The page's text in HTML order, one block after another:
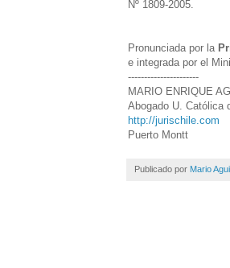
Nº 1809-2005.
Pronunciada por la
e integrada por el
----------------------
MARIO ENRIQUE
Abogado U. Católica
http://jurischile.com
Puerto Montt
Publicado por Mario